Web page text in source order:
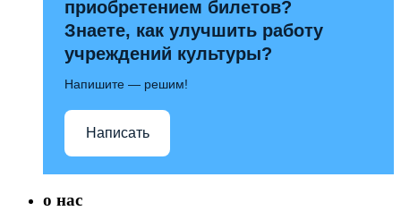
приобретением билетов?
Знаете, как улучшить работу
учреждений культуры?
Напишите — решим!
Написать
о нас